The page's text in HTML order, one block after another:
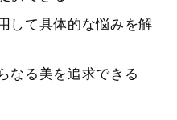
して具体的な悩みを解
なる美を追求できる